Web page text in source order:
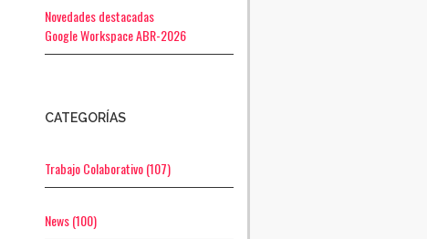
Novedades destacadas
Google Workspace ABR-2026
CATEGORÍAS
Trabajo Colaborativo(107)
News(100)